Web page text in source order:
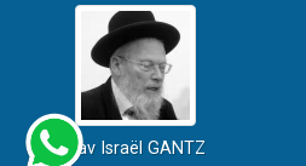
Rav Israël GANTZ